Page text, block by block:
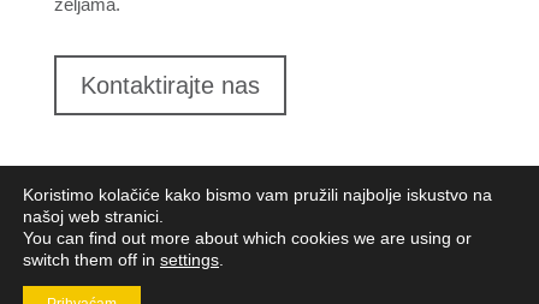
Kontaktirajte nas
Lungomare d.o.o.2023. Sva prava pridržana |
uvjeti poslovanja
Koristimo kolačiće kako bismo vam pružili najbolje iskustvo na
našoj web stranici.
You can find out more about which cookies we are using or
switch them off in settings